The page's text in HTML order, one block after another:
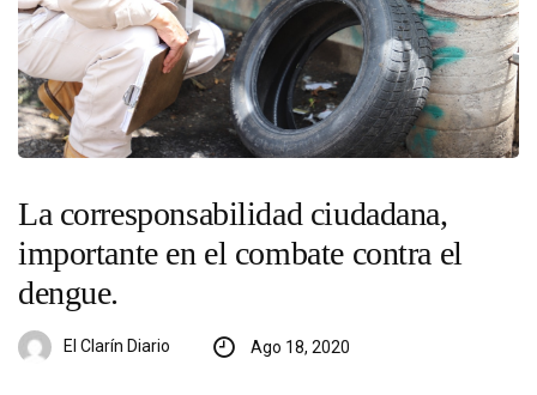
La corresponsabilidad ciudadana,
importante en el combate contra el
dengue.
El Clarín Diario Ago 18, 2020